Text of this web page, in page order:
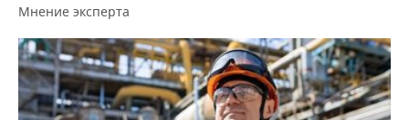
Мнение эксперта